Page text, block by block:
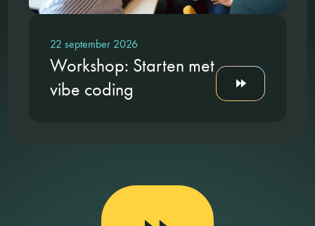
22 september 2026
Workshop: Starten met
vibe coding